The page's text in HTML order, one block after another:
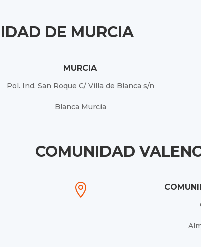
DE MURCIA
MURCIA
Pol. Ind. San Roque C/ Villa de Blanca s/n
Blanca Murcia
COMUNIDAD
